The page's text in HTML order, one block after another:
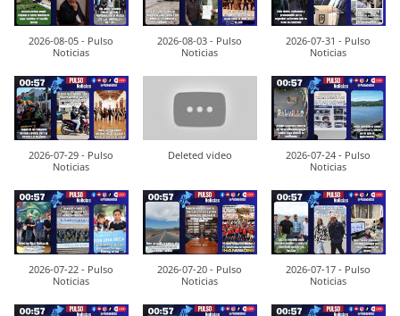
2026-08-05 - Pulso
Noticias
2026-08-03 - Pulso
Noticias
2026-07-31 - Pulso
Noticias
2026-07-29 - Pulso
Noticias
Deleted video
2026-07-24 - Pulso
Noticias
2026-07-22 - Pulso
Noticias
2026-07-20 - Pulso
Noticias
2026-07-17 - Pulso
Noticias